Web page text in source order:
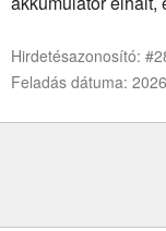
Hirdetésazonosító:
Feladás dátuma: